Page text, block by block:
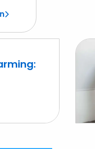
Lees
Is